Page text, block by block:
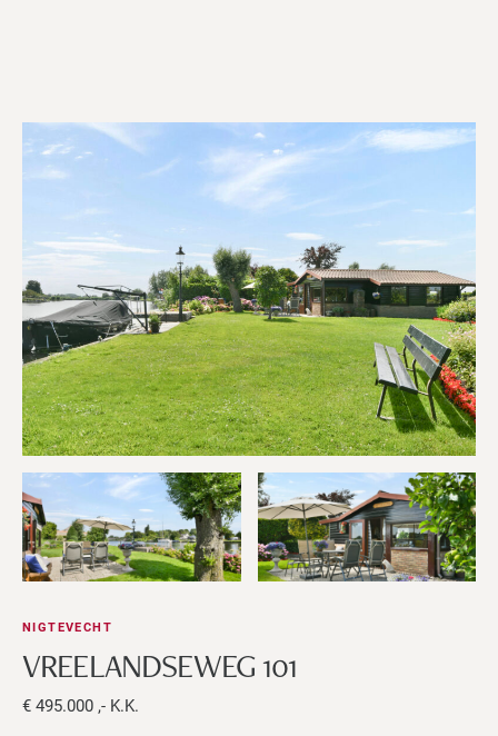
NIGTEVECHT
VREELANDSEWEG 101
€ 495.000 ,- K.K.